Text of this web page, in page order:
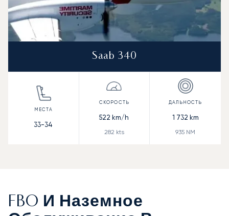
Saab 340
33-34
522 km/h
282 kts
1 732 km
935 NM
FBO И Наземное